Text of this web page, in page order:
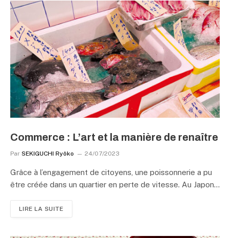
Commerce : L’art et la manière de renaître
Par SEKIGUCHI Ryôko 24/07/2023
Grâce à l’engagement de citoyens, une poissonnerie a pu
être créée dans un quartier en perte de vitesse. Au Japon…
LIRE LA SUITE